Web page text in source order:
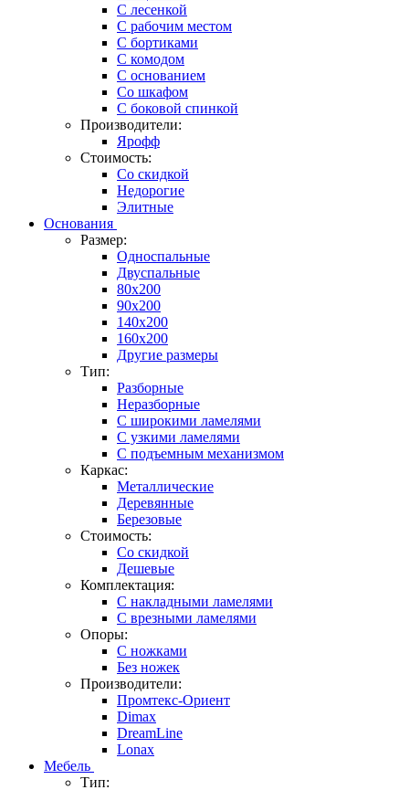
С лесенкой
С рабочим местом
С бортиками
С комодом
С основанием
Со шкафом
С боковой спинкой
Производители:
Ярофф
Стоимость:
Со скидкой
Недорогие
Элитные
Основания
Размер:
Односпальные
Двуспальные
80x200
90x200
140x200
160x200
Другие размеры
Тип:
Разборные
Неразборные
С широкими ламелями
С узкими ламелями
С подъемным механизмом
Каркас:
Металлические
Деревянные
Березовые
Стоимость:
Со скидкой
Дешевые
Комплектация:
С накладными ламелями
С врезными ламелями
Опоры:
С ножками
Без ножек
Производители:
Промтекс-Ориент
Dimax
DreamLine
Lonax
Мебель
Тип: